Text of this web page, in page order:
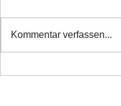
Kommentar verfassen...